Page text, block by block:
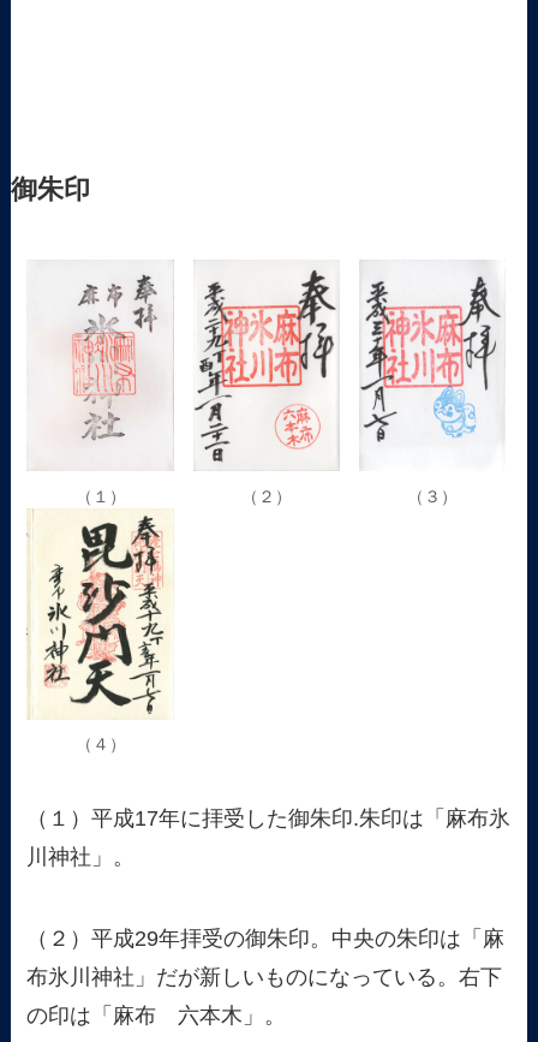
御朱印
（１） （２） （３）
（４）
（１）平成17年に拝受した御朱印.朱印は「麻布氷
川神社」。
（２）平成29年拝受の御朱印。中央の朱印は「麻
布氷川神社」だが新しいものになっている。右下
の印は「麻布 六本木」。